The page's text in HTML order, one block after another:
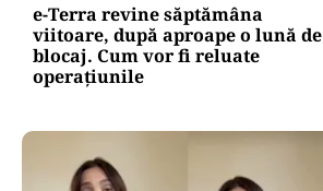
e-Terra revine săptămâna
viitoare, după aproape o lună de
blocaj. Cum vor fi reluate
operațiunile